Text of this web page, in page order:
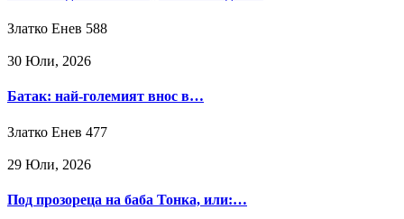
Златко Енев 588
30 Юли, 2026
Батак: най-големият внос в…
Златко Енев 477
29 Юли, 2026
Под прозореца на баба Тонка, или:…